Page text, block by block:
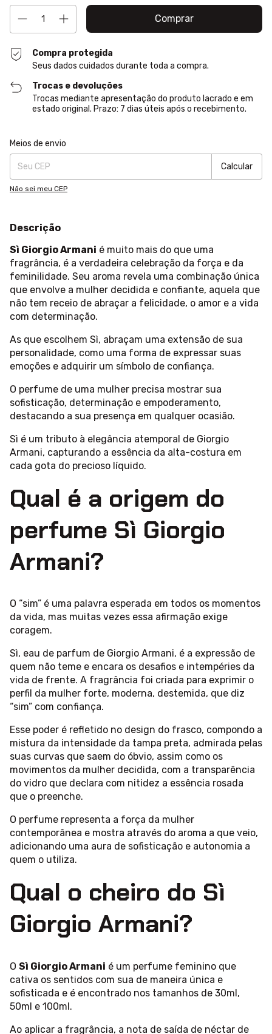
Compra protegida
Seus dados cuidados durante toda a compra.
Trocas e devoluções
Trocas mediante apresentação do produto lacrado e em
estado original. Prazo: 7 dias úteis após o recebimento.
Entregas para o CEP:
Meios de envio
Calcular
Não sei meu CEP
Descrição
Sì Giorgio Armani é muito mais do que uma
fragrância, é a verdadeira celebração da força e da
feminilidade. Seu aroma revela uma combinação única
que envolve a mulher decidida e confiante, aquela que
não tem receio de abraçar a felicidade, o amor e a vida
com determinação.
As que escolhem Sì, abraçam uma extensão de sua
personalidade, como uma forma de expressar suas
emoções e adquirir um símbolo de confiança.
O perfume de uma mulher precisa mostrar sua
sofisticação, determinação e empoderamento,
destacando a sua presença em qualquer ocasião.
Sì é um tributo à elegância atemporal de Giorgio
Armani, capturando a essência da alta-costura em
cada gota do precioso líquido.
Qual é a origem do
perfume Sì Giorgio
Armani?
O “sim” é uma palavra esperada em todos os momentos
da vida, mas muitas vezes essa afirmação exige
coragem.
Sì, eau de parfum de Giorgio Armani, é a expressão de
quem não teme e encara os desafios e intempéries da
vida de frente. A fragrância foi criada para exprimir o
perfil da mulher forte, moderna, destemida, que diz
“sim” com confiança.
Esse poder é refletido no design do frasco, compondo a
mistura da intensidade da tampa preta, admirada pelas
suas curvas que saem do óbvio, assim como os
movimentos da mulher decidida, com a transparência
do vidro que declara com nitidez a essência rosada
que o preenche.
O perfume representa a força da mulher
contemporânea e mostra através do aroma a que veio,
adicionando uma aura de sofisticação e autonomia a
quem o utiliza.
Qual o cheiro do Sì
Giorgio Armani?
O Sì Giorgio Armani é um perfume feminino que
cativa os sentidos com sua de maneira única e
sofisticada e é encontrado nos tamanhos de 30ml,
50ml e 100ml.
Ao aplicar a fragrância, a nota de saída de néctar de